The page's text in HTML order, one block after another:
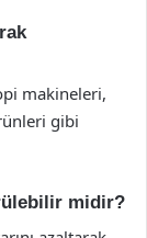
makineleri,
gibi
midir?